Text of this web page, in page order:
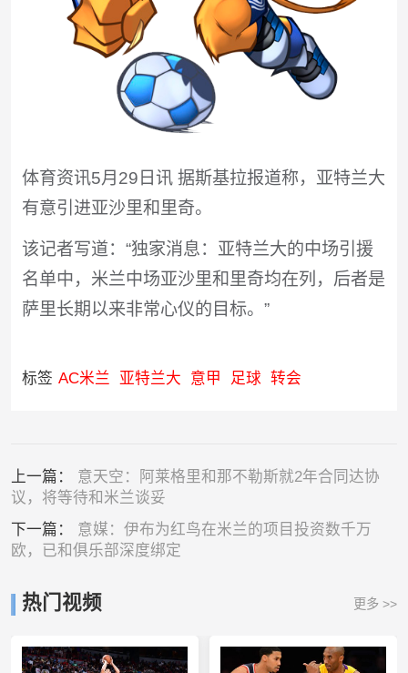
体育资讯5月29日讯 据斯基拉报道称，亚特兰大
有意引进亚沙里和里奇。
该记者写道：“独家消息：亚特兰大的中场引援
名单中，米兰中场亚沙里和里奇均在列，后者是
萨里长期以来非常心仪的目标。”
标签 AC米兰 亚特兰大 意甲 足球 转会
上一篇： 意天空：阿莱格里和那不勒斯就2年合同达协
议，将等待和米兰谈妥
下一篇： 意媒：伊布为红鸟在米兰的项目投资数千万
欧，已和俱乐部深度绑定
热门视频 更多 >>